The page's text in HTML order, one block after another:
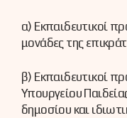
α) Εκπαιδευτικοί
μονάδες της
β) Εκπαιδευτικοί
Υπουργείου
δημοσίου και